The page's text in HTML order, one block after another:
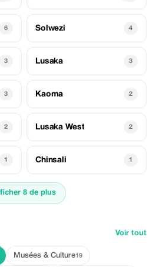
6 Solwezi 4
3 Lusaka 3
3 Kaoma 2
2 Lusaka West 2
1 Chinsali 1
8 de plus
Voir tout
Musées & Culture19